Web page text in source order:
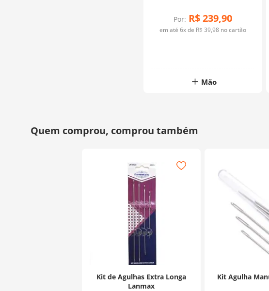
Por: R$239,90
em até 6x de R$ 39,98no cartão
Mão
Kit de Agulhas Extra Longa
Lanmax
Kit Agulha